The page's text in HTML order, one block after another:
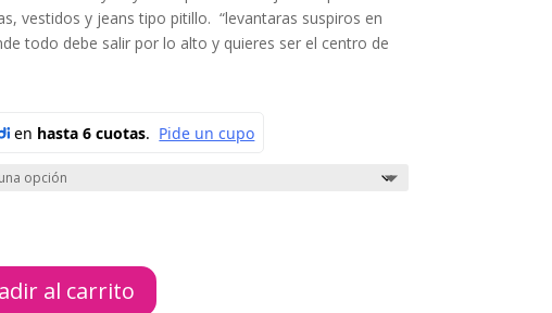
vestidos y jeans tipo pitillo. “levantaras suspiros en
todo debe salir por lo alto y quieres ser el centro de
al carrito